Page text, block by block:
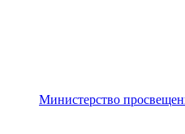
Министерство